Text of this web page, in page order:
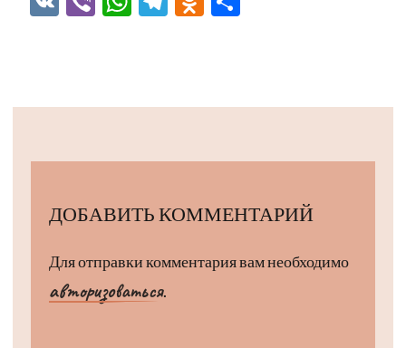
ДОБАВИТЬ КОММЕНТАРИЙ
Для отправки комментария вам необходимо
авторизоваться.